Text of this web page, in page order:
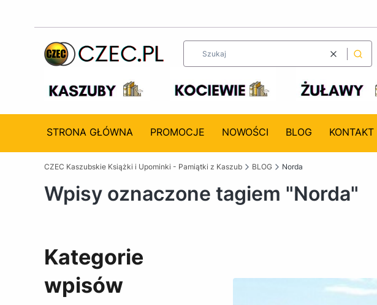
WyczyśćSzukaj
STRONA GŁÓWNA PROMOCJE NOWOŚCI BLOG KONTAKT
CZEC Kaszubskie Książki i Upominki - Pamiątki z Kaszub BLOG Norda
Wpisy oznaczone tagiem "Norda"
Kategorie
wpisów